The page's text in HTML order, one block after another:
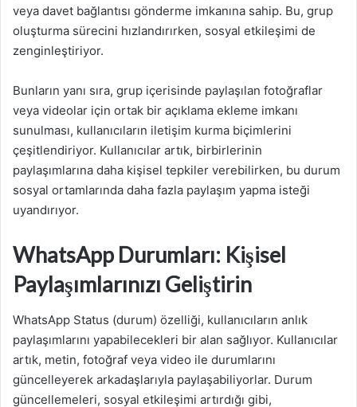
veya davet bağlantısı gönderme imkanına sahip. Bu, grup
oluşturma sürecini hızlandırırken, sosyal etkileşimi de
zenginleştiriyor.
Bunların yanı sıra, grup içerisinde paylaşılan fotoğraflar
veya videolar için ortak bir açıklama ekleme imkanı
sunulması, kullanıcıların iletişim kurma biçimlerini
çeşitlendiriyor. Kullanıcılar artık, birbirlerinin
paylaşımlarına daha kişisel tepkiler verebilirken, bu durum
sosyal ortamlarında daha fazla paylaşım yapma isteği
uyandırıyor.
WhatsApp Durumları: Kişisel
Paylaşımlarınızı Geliştirin
WhatsApp Status (durum) özelliği, kullanıcıların anlık
paylaşımlarını yapabilecekleri bir alan sağlıyor. Kullanıcılar
artık, metin, fotoğraf veya video ile durumlarını
güncelleyerek arkadaşlarıyla paylaşabiliyorlar. Durum
güncellemeleri, sosyal etkileşimi artırdığı gibi,